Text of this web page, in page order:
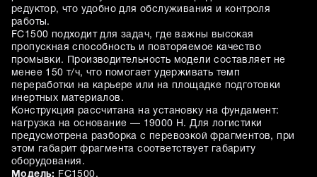
редуктор, что удобно для обслуживания и контроля
работы.
FC1500 подходит для задач, где важны высокая
пропускная способность и повторяемое качество
промывки. Производительность модели составляет не
менее 150 т/ч, что помогает удерживать темп
переработки на карьере или на площадке подготовки
инертных материалов.
Конструкция рассчитана на установку на фундамент:
нагрузка на основание — 19000 Н. Для логистики
предусмотрена разборка с перевозкой фрагментов, при
этом габарит фрагмента соответствует габариту
оборудования.
Модель:
FC1500.